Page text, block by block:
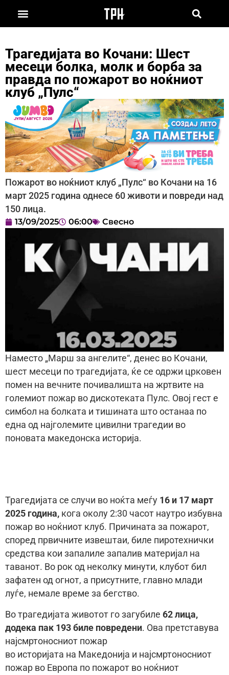
Трагедијата во Кочани: Шест
месеци болка, молк и борба за
правда по пожарот во ноќниот
клуб „Пулс“
Пожарот во ноќниот клуб „Пулс“ во Кочани на 16
март 2025 година однесе 60 животи и повреди над
150 лица.
13/09/2025 06:00 Свесно
Наместо „Марш за ангелите“, денес во Кочани,
шест месеци по трагедијата, ќе се одржи црковен
помен на вечните почивалишта на жртвите на
големиот пожар во дискотеката Пулс. Овој гест е
симбол на болката и тишината што останаа по
една од најголемите цивилни трагедии во
поновата македонска историја.
Трагедијата се случи во ноќта меѓу 16 и 17 март
2025 година, кога околу 2:30 часот наутро избувна
пожар во ноќниот клуб. Причината за пожарот,
според првичните извештаи, биле пиротехнички
средства кои запалиле запалив материјал на
таванот. Во рок од неколку минути, клубот бил
зафатен од огнот, а присутните, главно млади
луѓе, немале време за бегство.
Во трагедијата животот го загубиле 62 лицa,
додека пак 193 биле повредени. Ова претставува
најсмртоносниот пожар
во историјата на Македонија и најсмртоносниот
пожар во Европа по пожарот во ноќниот